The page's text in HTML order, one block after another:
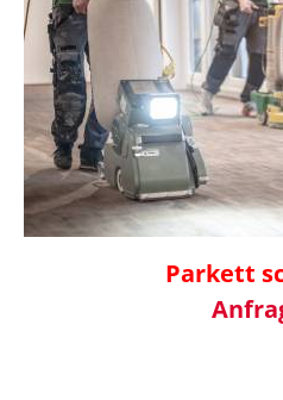
Parkett